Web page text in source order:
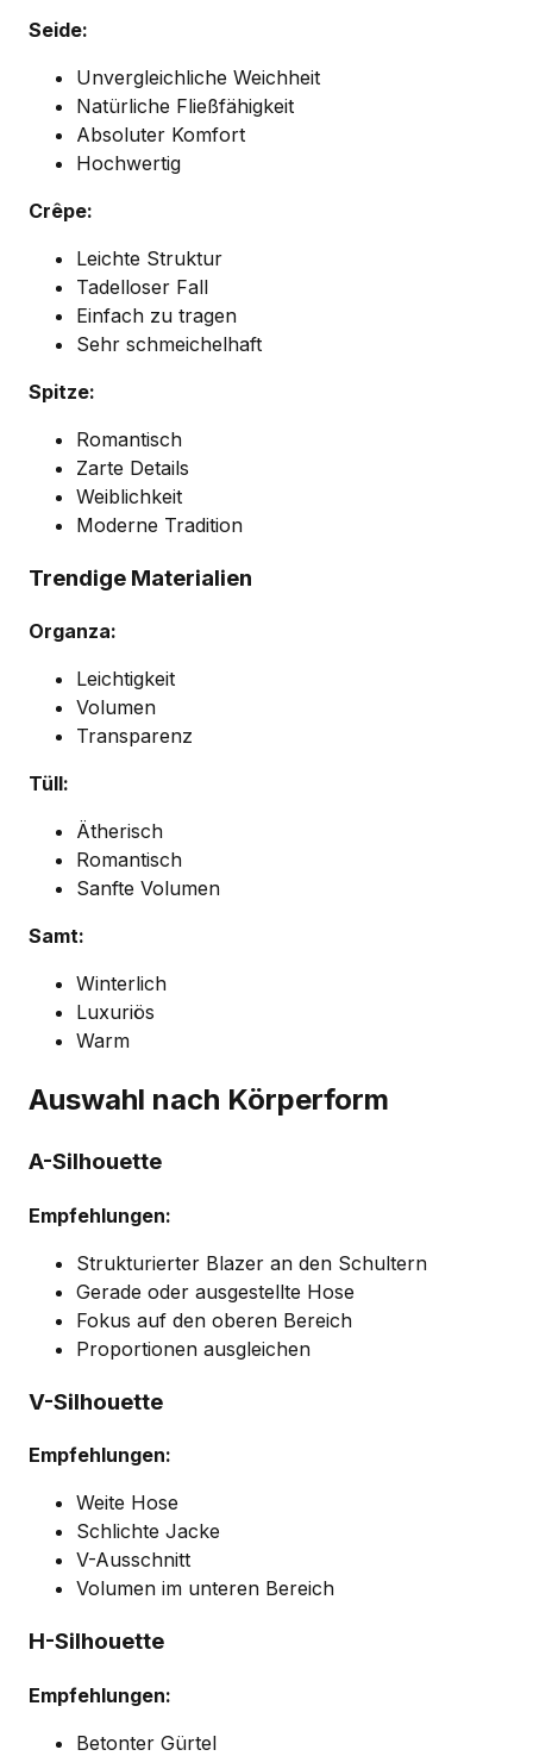
Seide:
Unvergleichliche Weichheit
Natürliche Fließfähigkeit
Absoluter Komfort
Hochwertig
Crêpe:
Leichte Struktur
Tadelloser Fall
Einfach zu tragen
Sehr schmeichelhaft
Spitze:
Romantisch
Zarte Details
Weiblichkeit
Moderne Tradition
Trendige Materialien
Organza:
Leichtigkeit
Volumen
Transparenz
Tüll:
Ätherisch
Romantisch
Sanfte Volumen
Samt:
Winterlich
Luxuriös
Warm
Auswahl nach Körperform
A-Silhouette
Empfehlungen:
Strukturierter Blazer an den Schultern
Gerade oder ausgestellte Hose
Fokus auf den oberen Bereich
Proportionen ausgleichen
V-Silhouette
Empfehlungen:
Weite Hose
Schlichte Jacke
V-Ausschnitt
Volumen im unteren Bereich
H-Silhouette
Empfehlungen:
Betonter Gürtel